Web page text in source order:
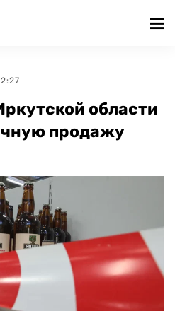
области
продажу